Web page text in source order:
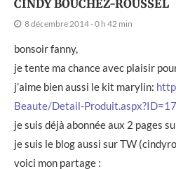
CINDY BOUCHEZ-ROUSSEL
8 décembre 2014 - 0 h 42 min
bonsoir fanny,
je tente ma chance avec plaisir
j’aime bien aussi le kit marylin:
Beaute/Detail-
je suis déjà abonnée aux 2 pages
je suis le blog aussi sur TW
voici mon partage :